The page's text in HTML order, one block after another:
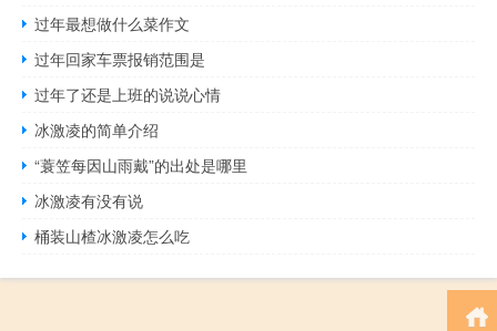
过年最想做什么菜作文
过年回家车票报销范围是
过年了还是上班的说说心情
冰激凌的简单介绍
“蓑笠每因山雨戴”的出处是哪里
冰激凌有没有说
桶装山楂冰激凌怎么吃